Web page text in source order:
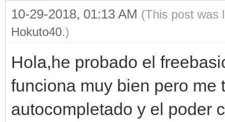
10-29-2018, 01:13 AM (This post was
Hokuto40.)
Hola,he probado el
funciona muy bien pero me
autocompletado y el poder